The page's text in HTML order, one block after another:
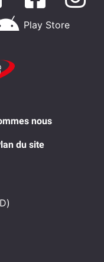
Play Store
nous
du site